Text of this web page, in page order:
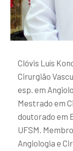
Clóvis Luís
Cirurgião
esp. em
Mestrado em
doutorado em
UFSM.
Angiologia e